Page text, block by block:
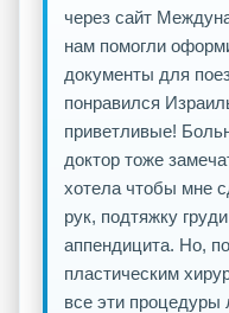
через сайт
нам помогли
документы для
понравился
приветливые!
доктор тоже
хотела чтобы мне
рук, подтяжку
аппендицита. Но,
пластическим
все эти процедуры